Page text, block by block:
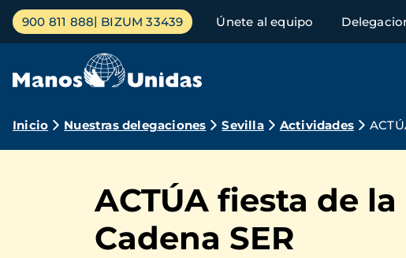
Pasar
contenido
Menú
principal
900 811 888 BIZUM 33439 Únete al equipo
Ruta
navegación
Inicio Nuestras delegaciones Sevilla Actividades
ACTÚA fiesta de
Cadena SER